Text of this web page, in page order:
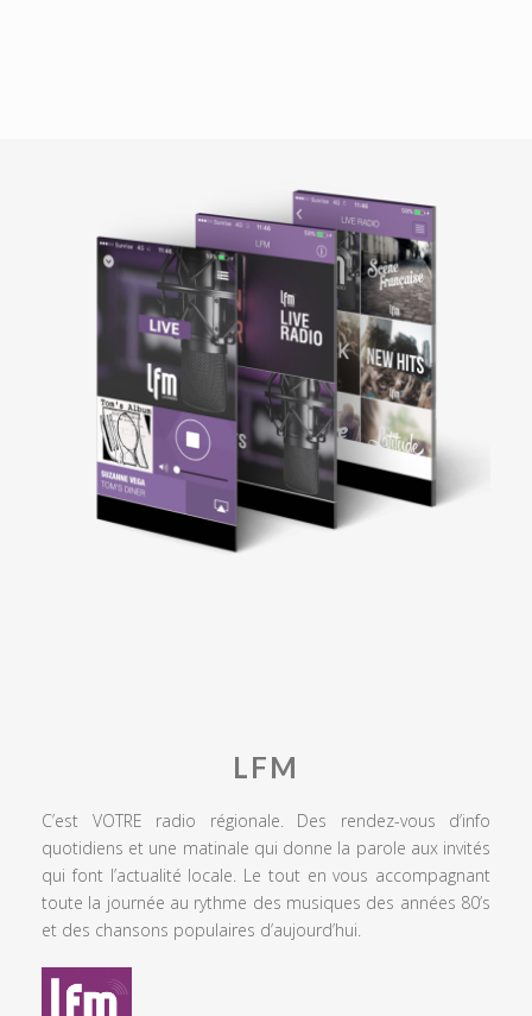
LFM
C’est VOTRE radio régionale. Des rendez-vous d’info
quotidiens et une matinale qui donne la parole aux invités
qui font l’actualité locale. Le tout en vous accompagnant
toute la journée au rythme des musiques des années 80’s
et des chansons populaires d’aujourd’hui.